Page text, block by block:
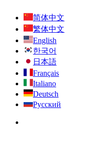
简体中文
繁体中文
English
한국어
日本語
Français
Italiano
Deutsch
Русский